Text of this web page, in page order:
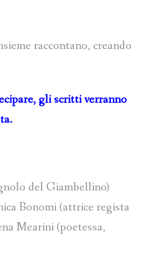
raccontano, creando
gli scritti verranno
del Giambellino)
Bonomi (attrice regista
Mearini (poetessa,